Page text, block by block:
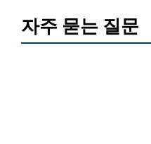
자주 묻는 질문